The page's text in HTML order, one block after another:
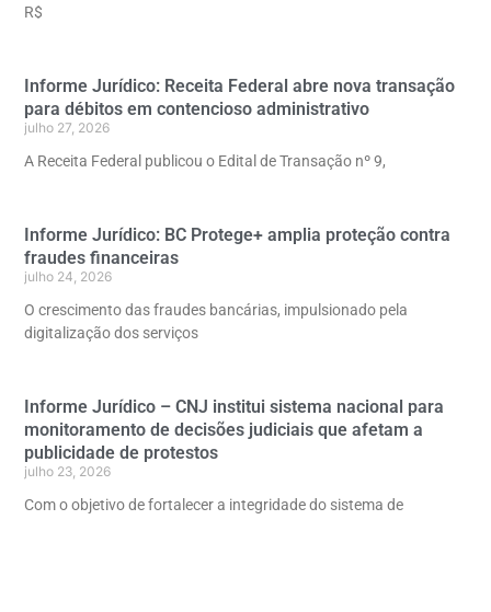
R$
Informe Jurídico: Receita Federal abre nova transação
para débitos em contencioso administrativo
julho 27, 2026
A Receita Federal publicou o Edital de Transação nº 9,
Informe Jurídico: BC Protege+ amplia proteção contra
fraudes financeiras
julho 24, 2026
O crescimento das fraudes bancárias, impulsionado pela
digitalização dos serviços
Informe Jurídico – CNJ institui sistema nacional para
monitoramento de decisões judiciais que afetam a
publicidade de protestos
julho 23, 2026
Com o objetivo de fortalecer a integridade do sistema de